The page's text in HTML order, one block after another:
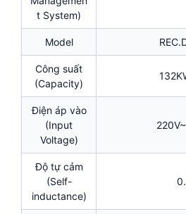
t System)
Model
Công suất
(Capacity)
Điện áp vào
(Input
Voltage)
Độ tự cảm
(Self-
inductance)